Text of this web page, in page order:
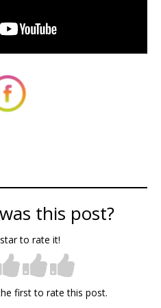
this post?
to rate it!
first to rate this post.